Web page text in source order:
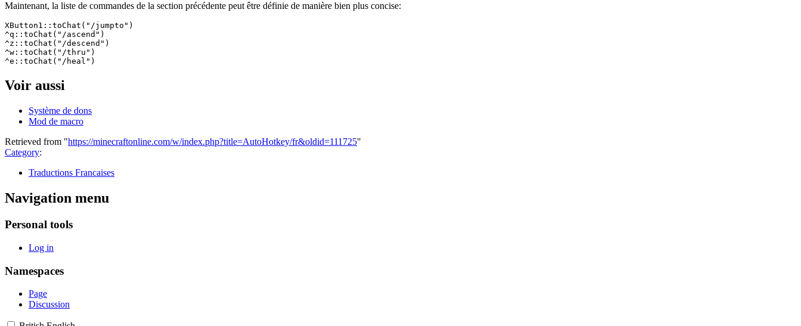
Maintenant, la liste de commandes de la section précédente peut être définie de manière bien plus concise:
XButton1::toChat("/jumpto")
^q::toChat("/ascend")
^z::toChat("/descend")
^w::toChat("/thru")
Voir aussi
Système de dons
Mod de macro
Retrieved from "https://minecraftonline.com/w/index.php?title=AutoHotkey/fr&oldid=111725"
Category:
Traductions Francaises
Navigation menu
Personal tools
Log in
Namespaces
Page
Discussion